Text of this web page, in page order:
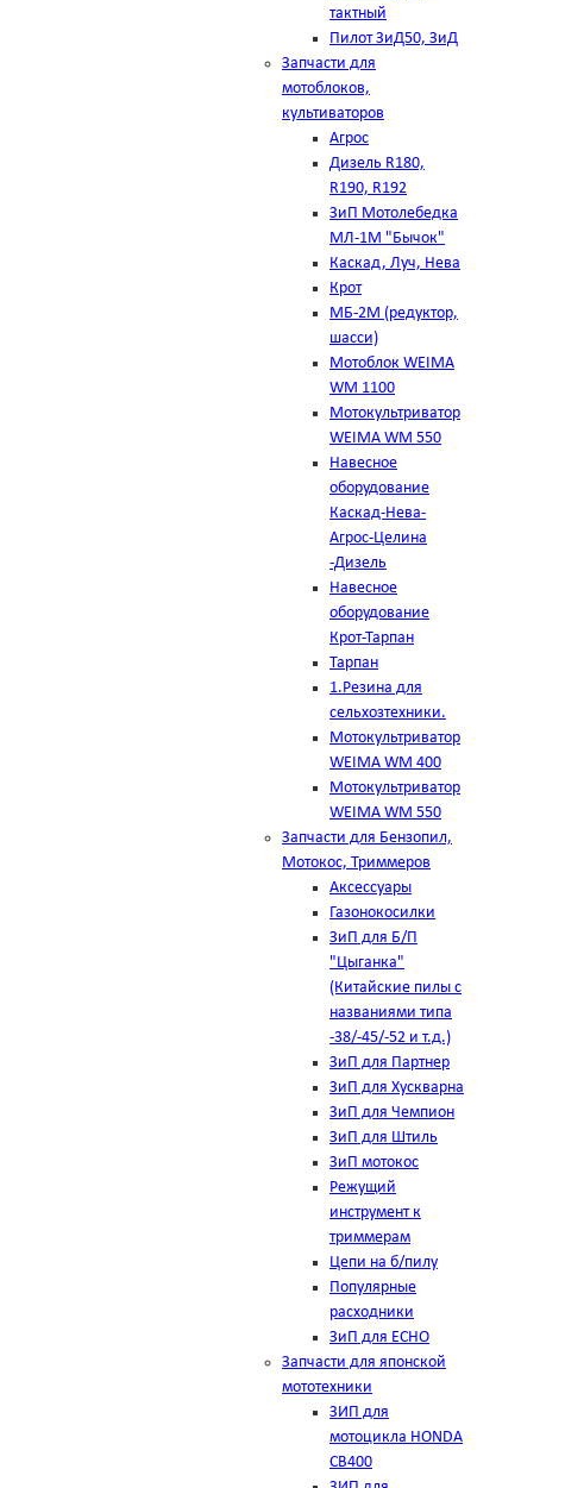
тактный
Пилот ЗиД50, ЗиД
Запчасти для
мотоблоков,
культиваторов
Агрос
Дизель R180,
R190, R192
ЗиП Мотолебедка
МЛ-1М "Бычок"
Каскад, Луч, Нева
Крот
МБ-2М (редуктор,
шасси)
Мотоблок WEIMA
WM 1100
Мотокультриватор
WEIMA WM 550
Навесное
оборудование
Каскад-Нева-
Агрос-Целина
-Дизель
Навесное
оборудование
Крот-Тарпан
Тарпан
1.Резина для
сельхозтехники.
Мотокультриватор
WEIMA WM 400
Мотокультриватор
WEIMA WM 550
Запчасти для Бензопил,
Мотокос, Триммеров
Аксессуары
Газонокосилки
ЗиП для Б/П
"Цыганка"
(Китайские пилы с
названиями типа
-38/-45/-52 и т.д.)
ЗиП для Партнер
ЗиП для Хускварна
ЗиП для Чемпион
ЗиП для Штиль
ЗиП мотокос
Режущий
инструмент к
триммерам
Цепи на б/пилу
Популярные
расходники
ЗиП для ЕСНО
Запчасти для японской
мототехники
ЗИП для
мотоцикла HONDA
CB400